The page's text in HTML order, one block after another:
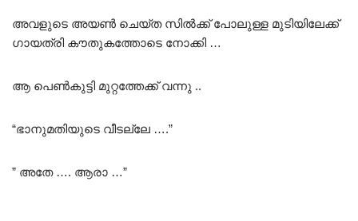
അവളുടെ അയൺ ചെയ്ത സിൽക്ക് പോലുള്ള മുടിയിലേക്ക്
ഗായത്രി കൗതുകത്തോടെ നോക്കി …
ആ പെൺകുട്ടി മുറ്റത്തേക്ക് വന്നു ..
“ഭാനുമതിയുടെ വീടല്ലേ ….”
” അതേ …. ആരാ …”